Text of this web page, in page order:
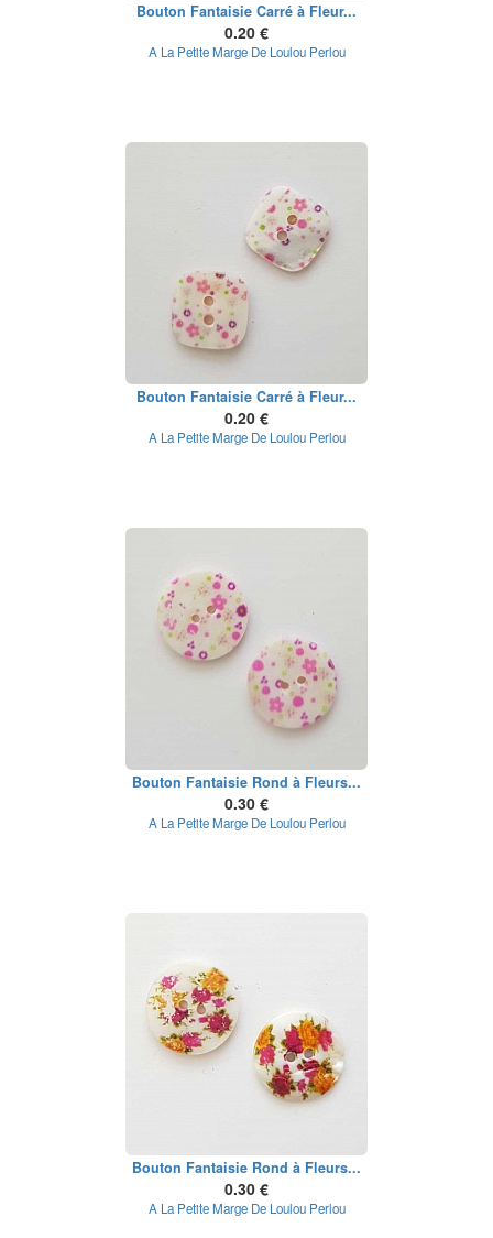
Bouton Fantaisie Carré à Fleur...
0.20 €
A La Petite Marge De Loulou Perlou
Bouton Fantaisie Carré à Fleur...
0.20 €
A La Petite Marge De Loulou Perlou
Bouton Fantaisie Rond à Fleurs...
0.30 €
A La Petite Marge De Loulou Perlou
Bouton Fantaisie Rond à Fleurs...
0.30 €
A La Petite Marge De Loulou Perlou